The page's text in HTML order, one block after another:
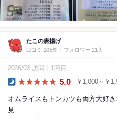
たこの唐揚げ
口コミ 105件 フォロワー 21人
2026/03 訪問 1回目
5.0 ￥1,000～￥
オムライスもトンカツも両方大好
見